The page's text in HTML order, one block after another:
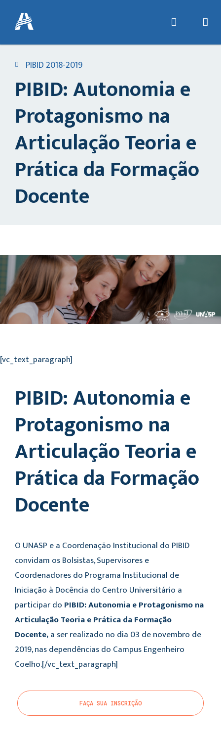
PIBID 2018-2019
PIBID: Autonomia e
Protagonismo na
Articulação Teoria e
Prática da Formação
Docente
[vc_text_paragraph]
PIBID: Autonomia e
Protagonismo na
Articulação Teoria e
Prática da Formação
Docente
O UNASP e a Coordenação Institucional do PIBID
convidam os Bolsistas, Supervisores e
Coordenadores do Programa Institucional de
Iniciação à Docência do Centro Universitário a
participar do PIBID: Autonomia e Protagonismo na
Articulação Teoria e Prática da Formação
Docente,a ser realizado no dia 03 de novembro de
2019, nas dependências do Campus Engenheiro
Coelho.[/vc_text_paragraph]
FAÇA SUA INSCRIÇÃO